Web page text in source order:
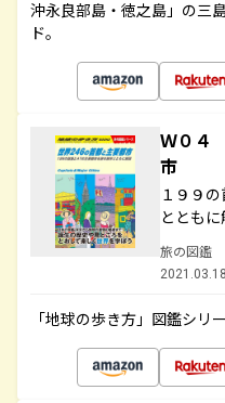
沖永良部島・徳之島」の三
ド。
Ｗ０４
市
１９９
ととも
旅の図鑑
「地球の歩き方」図鑑シリ